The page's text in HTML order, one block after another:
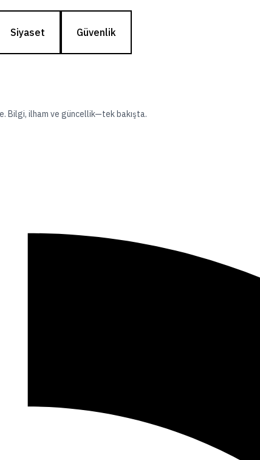
Siyaset Güvenlik
Bilgi, ilham ve güncellik—tek bakışta.